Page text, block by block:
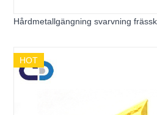
Hårdmetallgängning svarvning
HOT